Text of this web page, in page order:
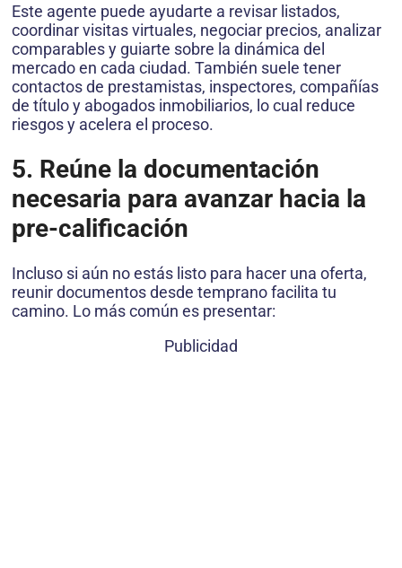
Este agente puede ayudarte a revisar listados,
coordinar visitas virtuales, negociar precios, analizar
comparables y guiarte sobre la dinámica del
mercado en cada ciudad. También suele tener
contactos de prestamistas, inspectores, compañías
de título y abogados inmobiliarios, lo cual reduce
riesgos y acelera el proceso.
5. Reúne la documentación
necesaria para avanzar hacia la
pre-calificación
Incluso si aún no estás listo para hacer una oferta,
reunir documentos desde temprano facilita tu
camino. Lo más común es presentar:
Publicidad